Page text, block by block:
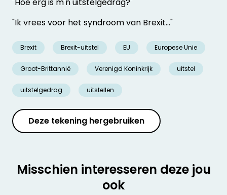
"Hoe erg is m'n uitstelgedrag?"
"Ik vrees voor het syndroom van Brexit..."
Brexit Brexit-uitstel EU Europese Unie
Groot-Brittannië Verenigd Koninkrijk uitstel
uitstelgedrag uitstellen
Deze tekening hergebruiken
Misschien interesseren deze jou
ook